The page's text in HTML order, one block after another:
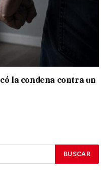
la condena contra un